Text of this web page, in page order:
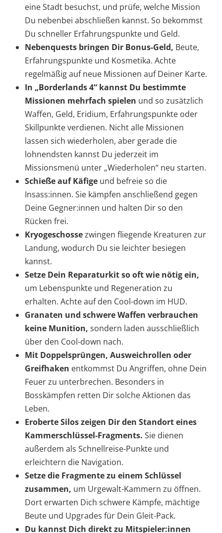
eine Stadt besuchst, und prüfe, welche Mission
Du nebenbei abschließen kannst. So bekommst
Du schneller Erfahrungspunkte und Geld.
Nebenquests bringen Dir Bonus-Geld, Beute,
Erfahrungspunkte und Kosmetika. Achte
regelmäßig auf neue Missionen auf Deiner Karte.
In „Borderlands 4“ kannst Du bestimmte
Missionen mehrfach spielen und so zusätzlich
Waffen, Geld, Eridium, Erfahrungspunkte oder
Skillpunkte verdienen. Nicht alle Missionen
lassen sich wiederholen, aber gerade die
lohnendsten kannst Du jederzeit im
Missionsmenü unter „Wiederholen“ neu starten.
Schieße auf Käfige und befreie so die
Insass:innen. Sie kämpfen anschließend gegen
Deine Gegner:innen und halten Dir so den
Rücken frei.
Kryogeschossezwingen fliegende Kreaturen zur
Landung, wodurch Du sie leichter besiegen
kannst.
Setze Dein Reparaturkit so oft wie nötig ein,
um Lebenspunkte und Regeneration zu
erhalten. Achte auf den Cool-down im HUD.
Granaten und schwere Waffen verbrauchen
keine Munition, sondern laden ausschließlich
über den Cool-down nach.
Mit Doppelsprüngen, Ausweichrollen oder
Greifhaken entkommst Du Angriffen, ohne Dein
Feuer zu unterbrechen. Besonders in
Bosskämpfen retten Dir solche Aktionen das
Leben.
Eroberte Siloszeigen Dir den Standort eines
Kammerschlüssel-Fragments. Sie dienen
außerdem als Schnellreise-Punkte und
erleichtern die Navigation.
Setze die Fragmente zu einem Schlüssel
zusammen, um Urgewalt-Kammern zu öffnen.
Dort erwarten Dich schwere Kämpfe, mächtige
Beute und Upgrades für Dein Gleit-Pack.
Du kannst Dich direkt zu Mitspieler:innen